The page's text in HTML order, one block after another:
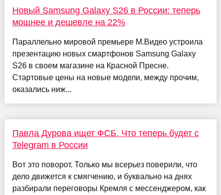
Новый Samsung Galaxy S26 в России: теперь
мощнее и дешевле на 22%
Параллельно мировой премьере М.Видео устроила
презентацию новых смартфонов Samsung Galaxy
S26 в своем магазине на Красной Пресне.
Стартовые цены на новые модели, между прочим,
оказались ниж...
Павла Дурова ищет ФСБ. Что теперь будет с
Telegram в России
Вот это поворот. Только мы всерьез поверили, что
дело движется к смягчению, и буквально на днях
разбирали переговоры Кремля с мессенджером, как